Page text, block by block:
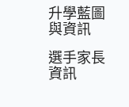
升學藍圖
與資訊
選⼿家長
資訊